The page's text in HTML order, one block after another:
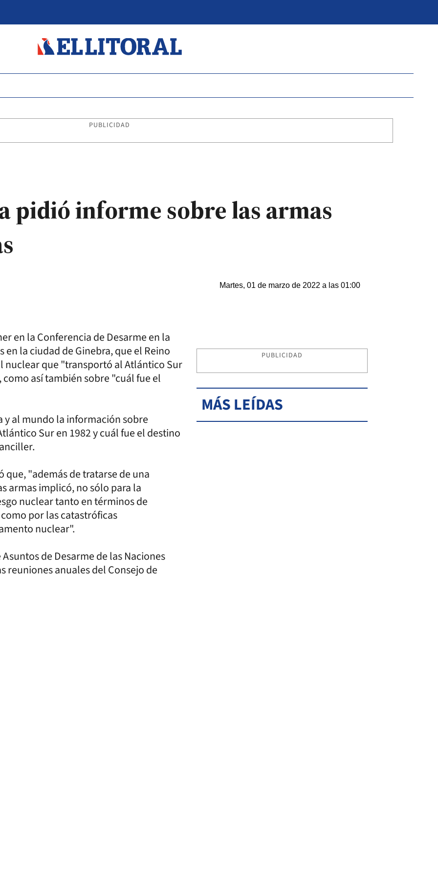
PUBLICIDAD
pidió informe sobre las armas
Martes, 01 de marzo de 2022 a las 01:00
en la Conferencia de Desarme en la
en la ciudad de Ginebra, que el Reino
que "transportó al Atlántico Sur
así también sobre "cuál fue el
y al mundo la información sobre
Sur en 1982 y cuál fue el destino
"además de tratarse de una
armas implicó, no sólo para la
nuclear tanto en términos de
por las catastróficas
nuclear".
de Desarme de las Naciones
reuniones anuales del Consejo de
PUBLICIDAD
MÁS LEÍDAS